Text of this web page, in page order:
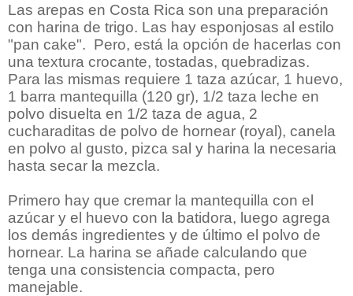
Las arepas en Costa Rica son una preparación
con harina de trigo. Las hay esponjosas al estilo
"pan cake". Pero, está la opción de hacerlas con
una textura crocante, tostadas, quebradizas.
Para las mismas requiere 1 taza azúcar, 1 huevo,
1 barra mantequilla (120 gr), 1/2 taza leche en
polvo disuelta en 1/2 taza de agua, 2
cucharaditas de polvo de hornear (royal), canela
en polvo al gusto, pizca sal y harina la necesaria
hasta secar la mezcla.
Primero hay que cremar la mantequilla con el
azúcar y el huevo con la batidora, luego agrega
los demás ingredientes y de último el polvo de
hornear. La harina se añade calculando que
tenga una consistencia compacta, pero
manejable.